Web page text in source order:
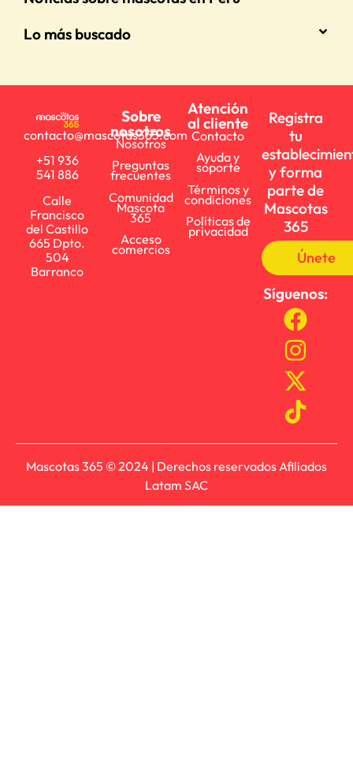
Lo más buscado
contacto@mascotas365.com
+51 936
541 886
Calle
Francisco
del Castillo
665 Dpto.
504
Barranco
Sobre
nosotros
Nosotros
Preguntas
frecuentes
Comunidad
Mascota
365
Acceso
comercios
Atención
al cliente
Contacto
Ayuda y
soporte
Términos y
condiciones
Políticas de
privacidad
Registra
tu
y forma
parte de
Mascotas
365
Únete
Síguenos:
Mascotas 365 © 2024 | Derechos reservados Afiliados
Latam SAC